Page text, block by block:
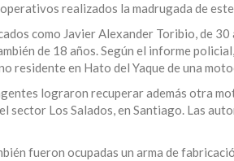
realizados la madrugada de
como Javier Alexander Toribio, de
de 18 años. Según el informe
residente en Hato del Yaque de una
lograron recuperar además otra
sector Los Salados, en Santiago. Las
fueron ocupadas un arma de